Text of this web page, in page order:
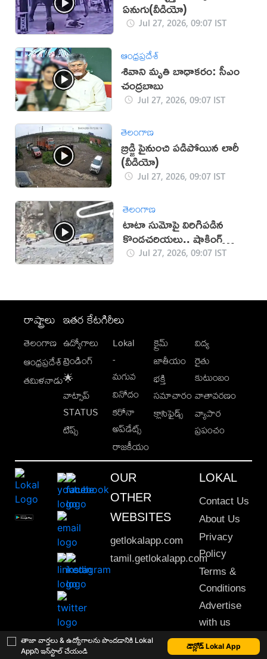
తాజా వార్తలు & ఉద్యోగాలను పొందడానికి Lokal
Appని ఇన్‌స్టాల్ చేయండి
డౌన్లోడ్ Lokal App
ఏనుగు(వీడియో)
Jul 27, 2026, 09:07 IST
ఆంధ్రప్రదేశ్
శివాని మృతి బాధాకరం: సీఎం
చంద్రబాబు
Jul 27, 2026, 09:07 IST
తెలంగాణ
బ్రిడ్జి పైనుంచి పడిపోయిన లారీ
(వీడియో)
Jul 27, 2026, 09:07 IST
తెలంగాణ
టాటా సుమోపై విరిగిపడిన
కొండచరియలు.. షాకింగ్
వీడియోJul 27, 2026, 09:07 IST
రాష్ట్రాలు
తెలంగాణ
ఆంధ్రప్రదేశ్
తమిళనాడు
ఇతర కేటగిరీలు
ఉద్యోగాలు
ట్రెండింగ్
🌟
వాట్సాప్
STATUS
టిప్స్
Lokal
-
మగువ
వినోదం
కరోనా
అప్‌డేట్స్
రాజకీయం
క్రైమ్
జాతీయం
భక్తి
సమాచారం
క్లాసిఫైడ్స్
విద్య
రైతు
కుటుంబం
వాతావరణం
వ్యాపార
ప్రపంచం
OUR
OTHER
WEBSITES
getlokalapp.com
tamil.getlokalapp.com
LOKAL
Contact Us
About Us
Privacy
Policy
Terms &
Conditions
Advertise
with us
Sitemap
This material may not be published, transmitted, rewritten or redistributed. © 2020 Lokal App. All rights reserved.